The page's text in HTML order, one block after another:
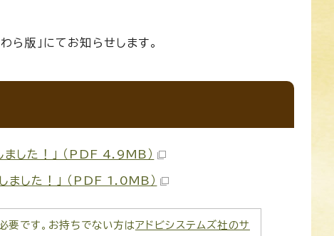
版」にてお知らせします。
した！」 （PDF 4.9MB）
した！」 （PDF 1.0MB）
要です。お持ちでない方はアドビシステムズ社のサ